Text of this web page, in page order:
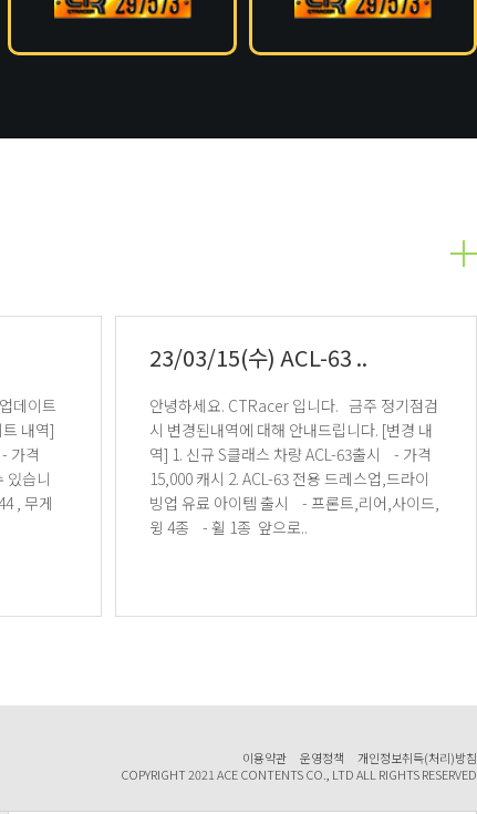
23/03/15(수) ACL-63 ..
안녕하세요. CTRacer 입니다. 금주 정기점검
시 변경된내역에 대해 안내드립니다. [변경 내
역] 1. 신규 S클래스 차량 ACL-63출시 - 가격
15,000 캐시 2. ACL-63 전용 드레스업,드라이
빙업 유료 아이템 출시 - 프론트,리어,사이드,
윙 4종 - 휠 1종 앞으로..
이용약관 운영정책
개인정보취득(처리)방침
COPYRIGHT 2021 ACE CONTENTS CO., LTD ALL RIGHTS RESERVED